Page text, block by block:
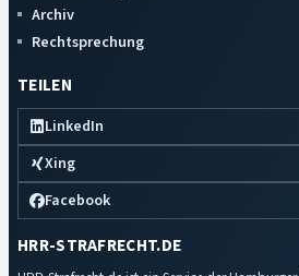
Archiv
Rechtsprechung
TEILEN
LinkedIn
Xing
Facebook
HRR-STRAFRECHT.DE